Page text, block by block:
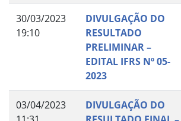
30/03/2023
19:10
DIVULGAÇÃO DO
RESULTADO
PRELIMINAR –
EDITAL IFRS Nº 05-
2023
03/04/2023
DIVULGAÇÃO DO